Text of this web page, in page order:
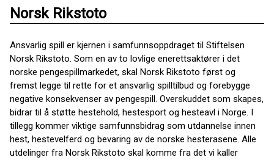
Norsk Rikstoto
Ansvarlig spill er kjernen i samfunnsoppdraget til Stiftelsen
Norsk Rikstoto. Som en av to lovlige enerettsaktører i det
norske pengespillmarkedet, skal Norsk Rikstoto først og
fremst legge til rette for et ansvarlig spilltilbud og forebygge
negative konsekvenser av pengespill. Overskuddet som skapes,
bidrar til å støtte hestehold, hestesport og hesteavl i Norge. I
tillegg kommer viktige samfunnsbidrag som utdannelse innen
hest, hestevelferd og bevaring av de norske hesterasene. Alle
utdelinger fra Norsk Rikstoto skal komme fra det vi kaller